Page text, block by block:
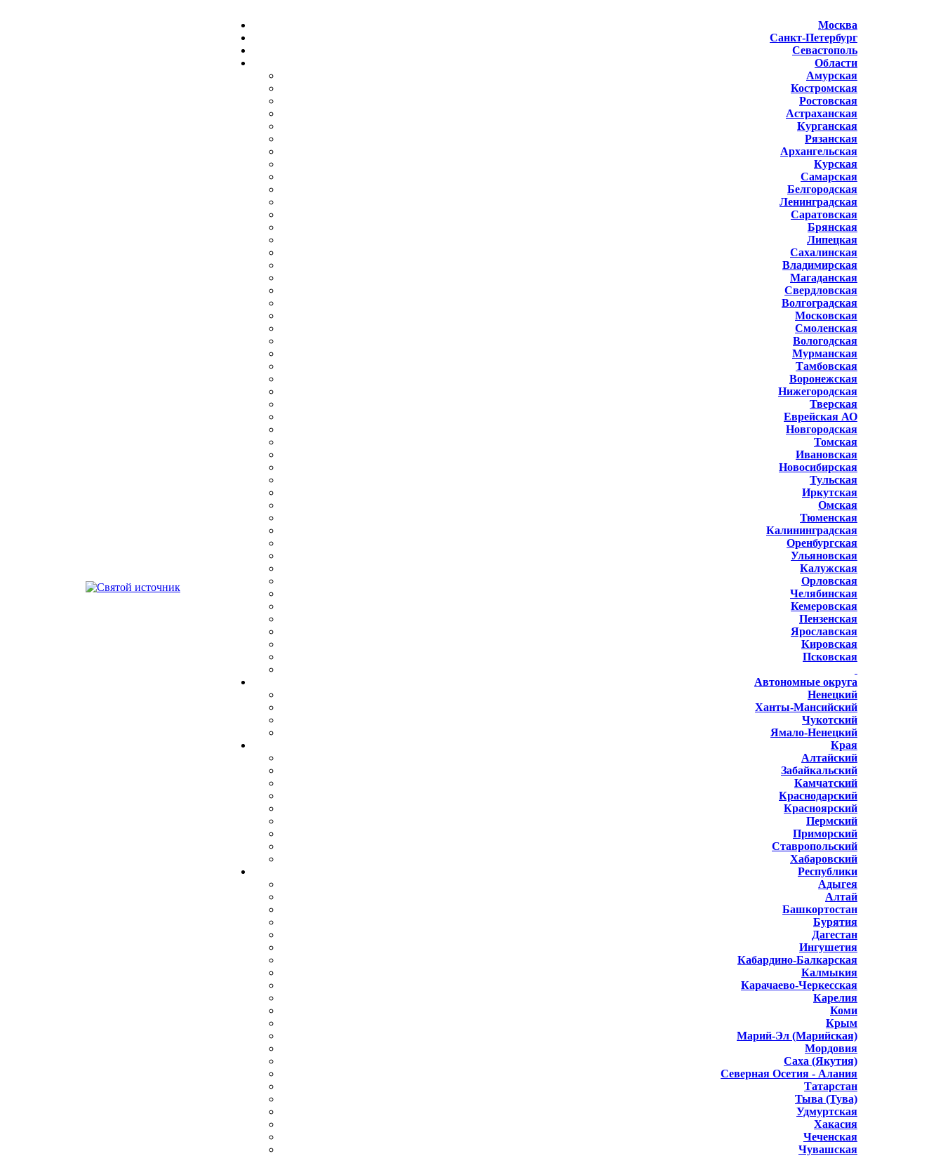
Москва
Санкт-Петербург
Севастополь
Области
Амурская
Костромская
Ростовская
Астраханская
Курганская
Рязанская
Архангельская
Курская
Самарская
Белгородская
Ленинградская
Саратовская
Брянская
Липецкая
Сахалинская
Владимирская
Магаданская
Свердловская
Волгоградская
Московская
Смоленская
Вологодская
Мурманская
Тамбовская
Воронежская
Нижегородская
Тверская
Еврейская АО
Новгородская
Томская
Ивановская
Новосибирская
Тульская
Иркутская
Омская
Тюменская
Калининградская
Оренбургская
Ульяновская
Калужская
Орловская
Челябинская
Кемеровская
Пензенская
Ярославская
Кировская
Псковская
Автономные округа
Ненецкий
Ханты-Мансийский
Чукотский
Ямало-Ненецкий
Края
Алтайский
Забайкальский
Камчатский
Краснодарский
Красноярский
Пермский
Приморский
Ставропольский
Хабаровский
Республики
Адыгея
Алтай
Башкортостан
Бурятия
Дагестан
Ингушетия
Кабардино-Балкарская
Калмыкия
Карачаево-Черкесская
Карелия
Коми
Крым
Марий-Эл (Марийская)
Мордовия
Саха (Якутия)
Северная Осетия - Алания
Татарстан
Тыва (Тува)
Удмуртская
Хакасия
Чеченская
Чувашская